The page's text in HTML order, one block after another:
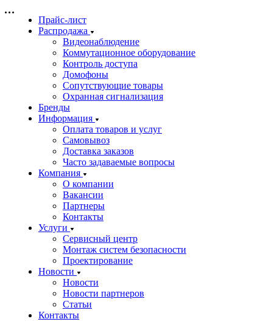
Прайс-лист
Распродажа
Видеонаблюдение
Коммутационное оборудование
Контроль доступа
Домофоны
Сопутствующие товары
Охранная сигнализация
Бренды
Информация
Оплата товаров и услуг
Самовывоз
Доставка заказов
Часто задаваемые вопросы
Компания
О компании
Вакансии
Партнеры
Контакты
Услуги
Сервисный центр
Монтаж систем безопасности
Проектирование
Новости
Новости
Новости партнеров
Статьи
Контакты